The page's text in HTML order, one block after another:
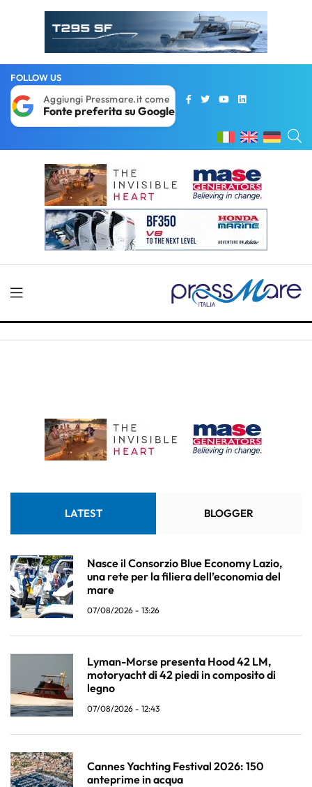
FOLLOW US
Aggiungi Pressmare.it come
Fonte preferita su Google
LATEST BLOGGER
Nasce il Consorzio Blue Economy Lazio,
una rete per la filiera dell’economia del
mare
07/08/2026 - 13:26
Lyman-Morse presenta Hood 42 LM,
motoryacht di 42 piedi in composito di
legno
07/08/2026 - 12:43
Cannes Yachting Festival 2026: 150
anteprime in acqua